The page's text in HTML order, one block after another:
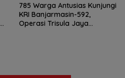
785 Warga Antusias Kunjungi
KRI Banjarmasin-592,
Operasi Trisula Jaya